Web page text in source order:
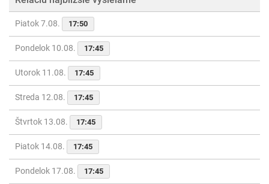
Piatok 7.08. 17:50
Pondelok 10.08. 17:45
Utorok 11.08. 17:45
Streda 12.08. 17:45
Štvrtok 13.08. 17:45
Piatok 14.08. 17:45
Pondelok 17.08. 17:45